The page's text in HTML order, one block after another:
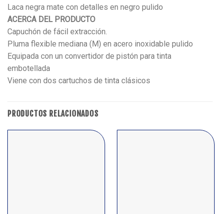
Laca negra mate con detalles en negro pulido
ACERCA DEL PRODUCTO
Capuchón de fácil extracción.
Pluma flexible mediana (M) en acero inoxidable pulido
Equipada con un convertidor de pistón para tinta
embotellada
Viene con dos cartuchos de tinta clásicos
PRODUCTOS RELACIONADOS